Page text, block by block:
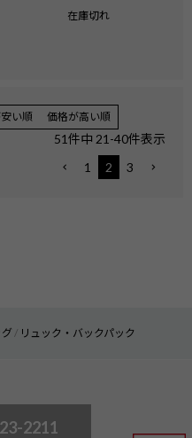
在庫切れ
い順 価格が高い順
51件中 21 -40件表示
1
2 3
リュック・バックパック
2211